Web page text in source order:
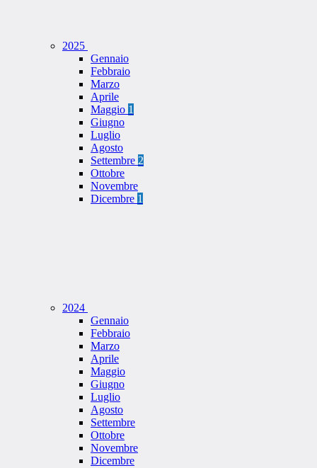
2025
Gennaio
Febbraio
Marzo
Aprile
Maggio 1
Giugno
Luglio
Agosto
Settembre 2
Ottobre
Novembre
Dicembre 1
2024
Gennaio
Febbraio
Marzo
Aprile
Maggio
Giugno
Luglio
Agosto
Settembre
Ottobre
Novembre
Dicembre